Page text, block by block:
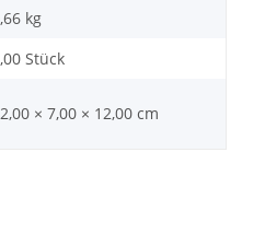
kg
Stück
× 7,00 × 12,00 cm